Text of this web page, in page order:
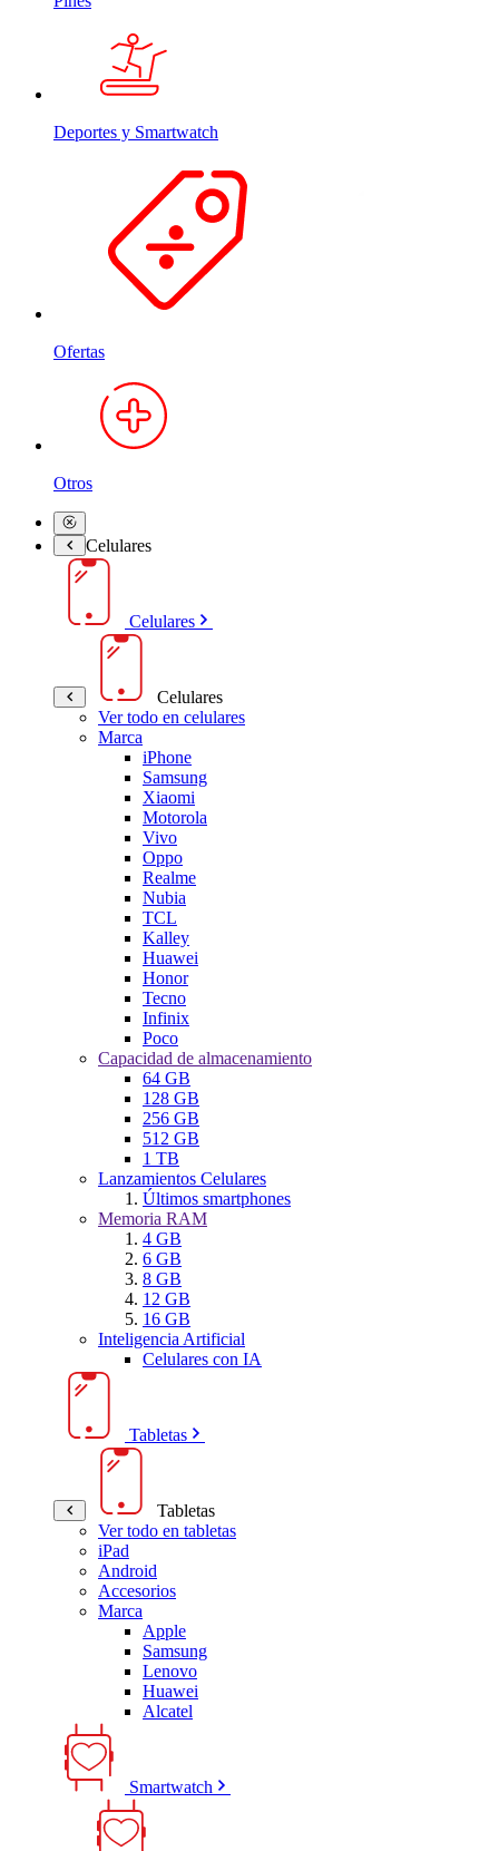
Deportes y Smartwatch
Ofertas
Otros
Celulares
Celulares
Celulares
Ver todo en celulares
Marca
iPhone
Samsung
Xiaomi
Motorola
Vivo
Oppo
Realme
Nubia
TCL
Kalley
Huawei
Honor
Tecno
Infinix
Poco
Capacidad de almacenamiento
64 GB
128 GB
256 GB
512 GB
1 TB
Lanzamientos Celulares
Últimos smartphones
Memoria RAM
4 GB
6 GB
8 GB
12 GB
16 GB
Inteligencia Artificial
Celulares con IA
Tabletas
Tabletas
Ver todo en tabletas
iPad
Android
Accesorios
Marca
Apple
Samsung
Lenovo
Huawei
Alcatel
Smartwatch